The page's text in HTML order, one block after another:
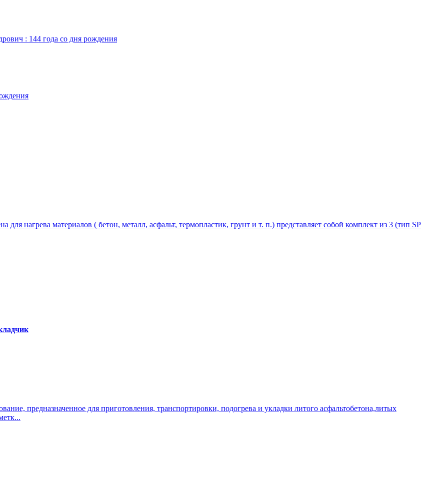
: 144 года со дня рождения
нагрева материалов ( бетон, металл, асфальт, термопластик, грунт и т. п.) представляет собой комплект из 3 (тип SP
предназначенное для приготовления, транспортировки, подогрева и укладки литого асфальтобетона,литых